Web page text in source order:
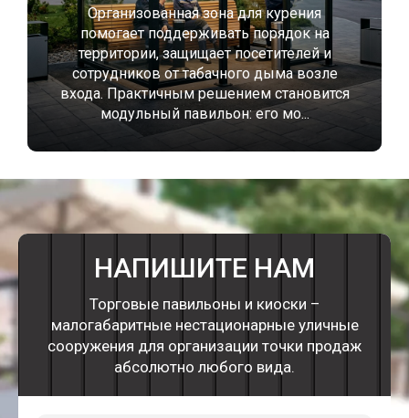
Организованная зона для курения
помогает поддерживать порядок на
территории, защищает посетителей и
сотрудников от табачного дыма возле
входа. Практичным решением становится
модульный павильон: его мо...
НАПИШИТЕ НАМ
Торговые павильоны и киоски –
малогабаритные нестационарные уличные
сооружения для организации точки продаж
абсолютно любого вида.